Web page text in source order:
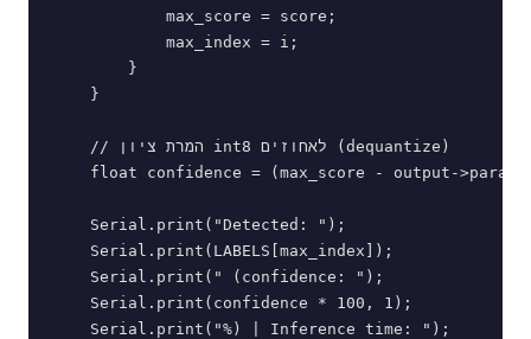
            max_score = score;
            max_index = i;
        }
    }
    // המרת ציון int8 לאחוזים (dequantize)
float confidence = (max_score - output-
    Serial.print("Detected: ");
    Serial.print(LABELS[max_index]);
    Serial.print(" (confidence: ");
    Serial.print(confidence * 100, 1);
    Serial.print("%) | Inference time: ");